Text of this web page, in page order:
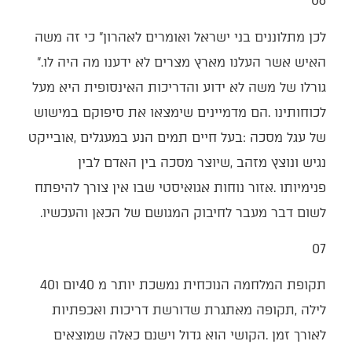
‬האיש‭ ‬אשר‭ ‬העלנו‭ ‬מארץ‭ ‬מצרים‭ ‬לא‭ ‬ידענו‭ ‬מה‭ ‬היה‭ ‬לו‮"‬‭.
‬גורלו‭ ‬של‭ ‬משה‭ ‬לא‭ ‬ידוע‭ ‬והדריכות‭ ‬האינסופית‭ ‬היא‭ ‬מעל‭
‬נגיש‭ ‬ונוצץ‭ ‬מזהב‭, ‬שיוצר‭ ‬מסכה‭ ‬בין‭ ‬האדם‭ ‬לבין‭
‬לשום‭ ‬דבר‭ ‬מעבר‭ ‬לחיבוק‭ ‬המגושם‭ ‬של‭ ‬הכאן‭ ‬והעכשיו‭.‬
07‭ ‬
תקופת‭ ‬המלחמה‭ ‬הנוכחית‭ ‬נמשכת‭ ‬יותר‭ ‬מ40‭ ‬יום‭ ‬ו40‭
‬לילה‭, ‬תקופה‭ ‬מאתגרת‭ ‬שדורשת‭ ‬דריכות‭ ‬ואכפתיות‭
‬לאורך‭ ‬זמן‭. ‬הקושי‭ ‬הוא‭ ‬גדול‭ ‬וישנם‭ ‬כאלה‭ ‬שמוצאים‭